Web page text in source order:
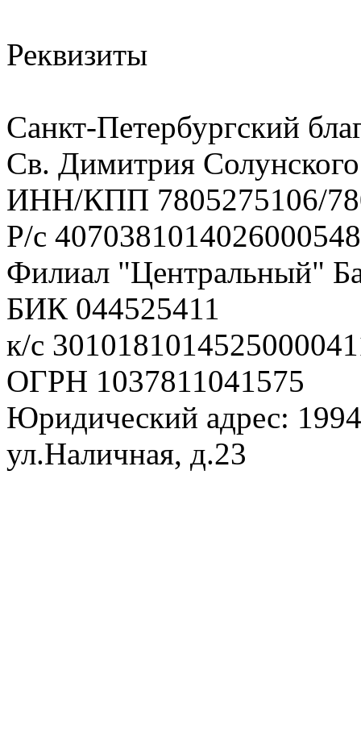
Реквизиты
Санкт-Петербургский
Св. Димитрия
ИНН/КПП 7805275106/
Р/с
Филиал "Центральный"
БИК 044525411
к/с
ОГРН 1037811041575
Юридический адрес:
ул.Наличная, д.23